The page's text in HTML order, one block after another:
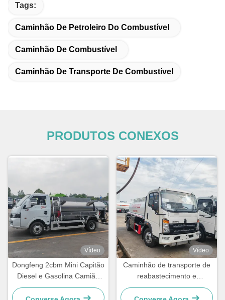
Tags:
Caminhão De Petroleiro Do Combustível
Caminhão De Combustível
Caminhão De Transporte De Combustível
PRODUTOS CONEXOS
Vídeo
Dongfeng 2cbm Mini Capitão
Diesel e Gasolina Camião
Dispensador de Combustível
Vídeo
Caminhão de transporte de
reabastecimento e
distribuição de combustível
com tanque de óleo HOWO